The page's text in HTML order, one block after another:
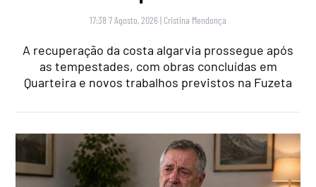
17:38 7 Agosto, 2026 | Cristina Mendonça
A recuperação da costa algarvia prossegue após
as tempestades, com obras concluídas em
Quarteira e novos trabalhos previstos na Fuzeta